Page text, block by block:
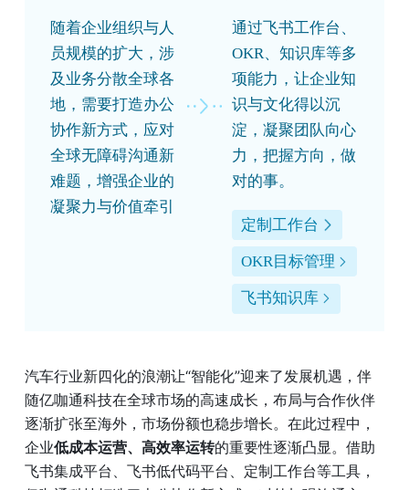
随着企业组织与人
员规模的扩大，涉
及业务分散全球各
地，需要打造办公
协作新方式，应对
全球无障碍沟通新
难题，增强企业的
凝聚力与价值牵引
通过飞书工作台、
OKR、知识库等多
项能力，让企业知
识与文化得以沉
淀，凝聚团队向心
力，把握方向，做
对的事。
定制工作台
OKR目标管理
飞书知识库
汽车行业新四化的浪潮让“智能化”迎来了发展机遇，伴
随亿咖通科技在全球市场的高速成长，布局与合作伙伴
逐渐扩张至海外，市场份额也稳步增长。在此过程中，
企业低成本运营、高效率运转的重要性逐渐凸显。借助
飞书集成平台、飞书低代码平台、定制工作台等工具，